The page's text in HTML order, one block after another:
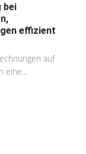
bei
effizient
auf
eine...